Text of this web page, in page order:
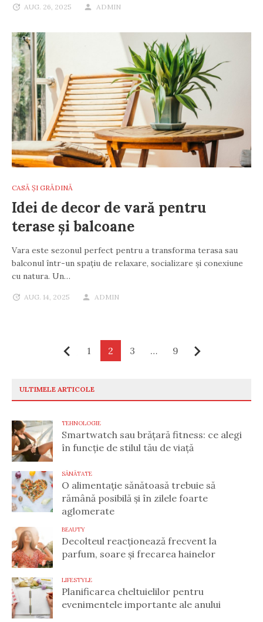
AUG. 26, 2025 ADMIN
CASĂ ȘI GRĂDINĂ
Idei de decor de vară pentru
terase și balcoane
Vara este sezonul perfect pentru a transforma terasa sau
balconul într-un spațiu de relaxare, socializare și conexiune
cu natura. Un…
AUG. 14, 2025 ADMIN
PaginațieAnterior
1 2 3 … 9
ULTIMELE ARTICOLE
TEHNOLOGIE
Smartwatch sau brățară fitness: ce alegi
în funcție de stilul tău de viață
SĂNĂTATE
O alimentație sănătoasă trebuie să
rămână posibilă și în zilele foarte
aglomerate
BEAUTY
Decolteul reacționează frecvent la
parfum, soare și frecarea hainelor
LIFESTYLE
Planificarea cheltuielilor pentru
evenimentele importante ale anului